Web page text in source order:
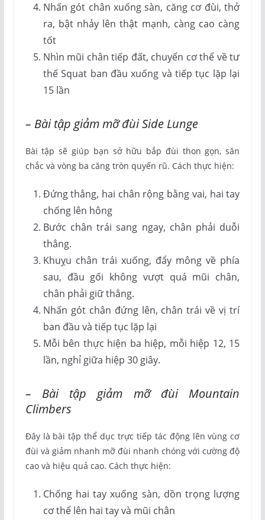
Nhấn gót chân xuống sàn, căng cơ đùi, thở
ra, bật nhảy lên thật mạnh, càng cao càng
tốt
Nhìn mũi chân tiếp đất, chuyển cơ thể về tư
thế Squat ban đầu xuống và tiếp tục lặp lại
15 lần
– Bài tập giảm mỡ đùi Side Lunge
Bài tập sẽ giúp bạn sở hữu bắp đùi thon gọn, săn
chắc và vòng ba căng tròn quyến rũ. Cách thực hiện:
Đứng thẳng, hai chân rộng bằng vai, hai tay
chống lên hông
Bước chân trái sang ngay, chân phải duỗi
thẳng.
Khuỵu chân trái xuống, đẩy mông về phía
sau, đầu gối không vượt quá mũi chân,
chân phải giữ thẳng.
Nhấn gót chân đứng lên, chân trái về vị trí
ban đầu và tiếp tục lặp lại
Mỗi bên thực hiện ba hiệp, mỗi hiệp 12, 15
lần, nghỉ giữa hiệp 30 giây.
– Bài tập giảm mỡ đùi Mountain
Climbers
Đây là bài tập thể dục trực tiếp tác động lên vùng cơ
đùi và giảm nhanh mỡ đùi nhanh chóng với cường độ
cao và hiệu quả cao. Cách thực hiện:
Chống hai tay xuống sàn, dồn trọng lượng
cơ thể lên hai tay và mũi chân